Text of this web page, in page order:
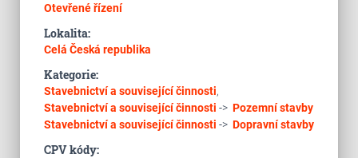
Otevřené řízení
Lokalita:
Celá Česká republika
Kategorie:
Stavebnictví a související činnosti,
Stavebnictví a související činnosti -> Pozemní stavby
Stavebnictví a související činnosti -> Dopravní stavby
CPV kódy: